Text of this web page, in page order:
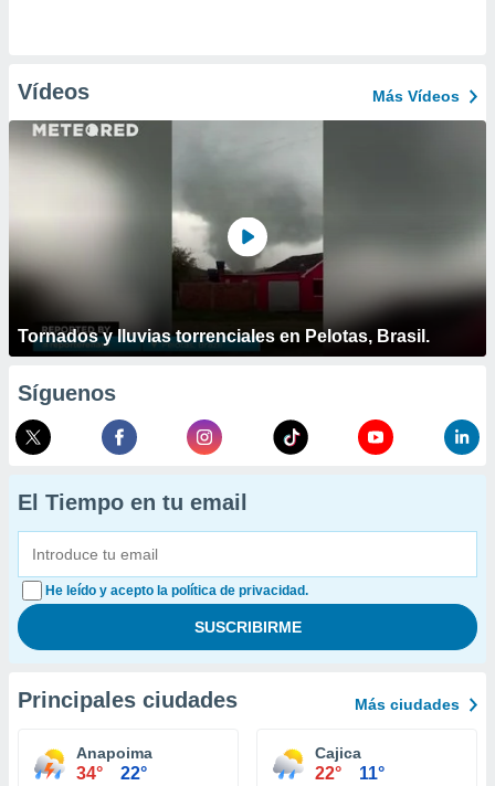
Vídeos Más Vídeos
Tornados y lluvias torrenciales en Pelotas, Brasil.
Síguenos
El Tiempo en tu email
He leído y acepto la política de privacidad.
Principales ciudades Más ciudades
Anapoima
34° 22°
Cajica
22° 11°